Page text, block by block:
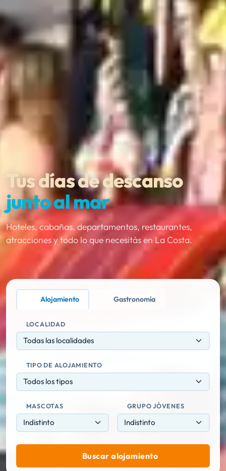
Tus días de descanso
junto al mar
Hoteles, cabañas, departamentos, restaurantes,
atracciones y todo lo que necesitás en La Costa.
Alojamiento Gastronomía
LOCALIDAD
Todas las localidades
TIPO DE ALOJAMIENTO
Todos los tipos
MASCOTAS GRUPO JÓVENES
Buscar alojamiento